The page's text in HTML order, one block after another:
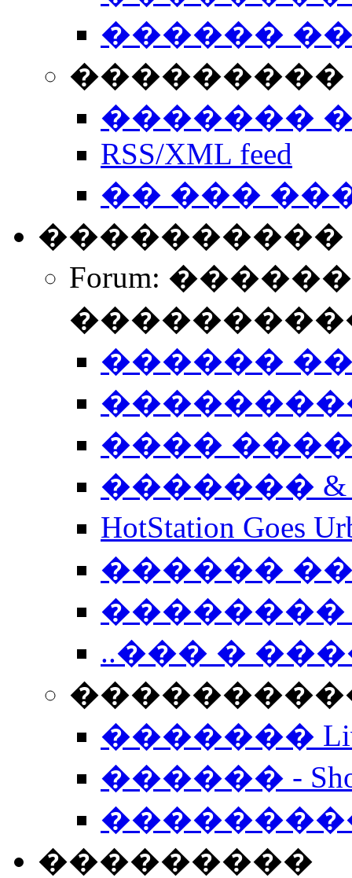
������
���������
�������
RSS/XML feed
�� ���
����������
Forum:
������
����
�������
HotStation
������
��������
..��� �
����������
�������
������ -
���������